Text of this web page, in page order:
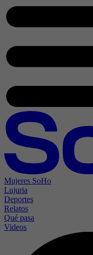
Mujeres SoHo
Lujuria
Deportes
Relatos
Qué pasa
Videos